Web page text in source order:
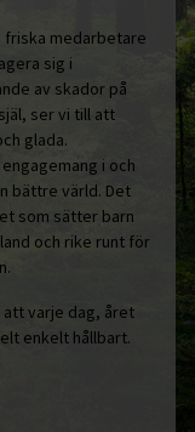
friska medarbetare
sig i
av skador på
ser vi till att
glada.
i och
bättre värld. Det
som sätter barn
och rike runt för
varje dag, året
enkelt hållbart.